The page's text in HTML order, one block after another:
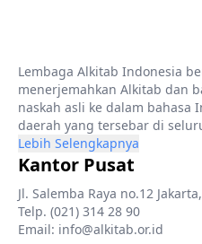
Lembaga Alkitab Indonesia
menerjemahkan Alkitab dan
naskah asli ke dalam bahasa
daerah yang tersebar di
Lebih Selengkapnya
Kantor Pusat
Jl. Salemba Raya no.12
Telp. (021) 314 28 90
Email: info@alkitab.or.id